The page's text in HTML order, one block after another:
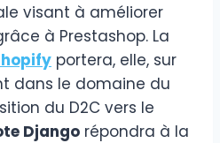
visant à améliorer
à Prestashop. La
portera, elle, sur
dans le domaine du
du D2C vers le
Django répondra à la